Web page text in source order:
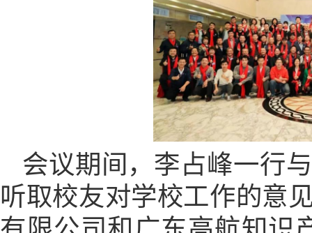
会议期间，李占峰一行
听取校友对学校工作的意